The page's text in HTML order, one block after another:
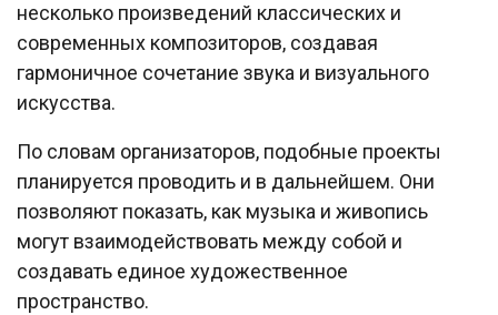
несколько произведений классических и
современных композиторов, создавая
гармоничное сочетание звука и визуального
искусства.
По словам организаторов, подобные проекты
планируется проводить и в дальнейшем. Они
позволяют показать, как музыка и живопись
могут взаимодействовать между собой и
создавать единое художественное
пространство.